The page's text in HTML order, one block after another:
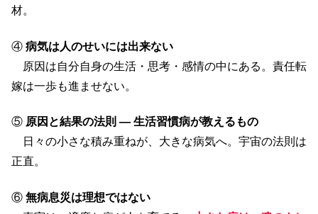
材。
④ 病気は人のせいには出来ない
原因は自分自身の生活・思考・感情の中にある。責任転
嫁は一歩も進ませない。
⑤ 原因と結果の法則 ― 生活習慣病が教えるもの
日々の小さな積み重ねが、大きな病気へ。宇宙の法則は
正直。
⑥ 無病息災は理想ではない